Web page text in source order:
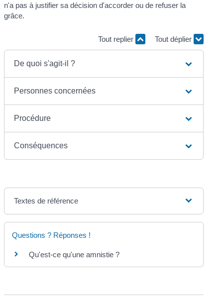
n'a pas à justifier sa décision d'accorder ou de refuser la
grâce.
Tout replier Tout déplier
De quoi s'agit-il ?
Personnes concernées
Procédure
Conséquences
Textes de référence
Questions ? Réponses !
Qu'est-ce qu'une amnistie ?